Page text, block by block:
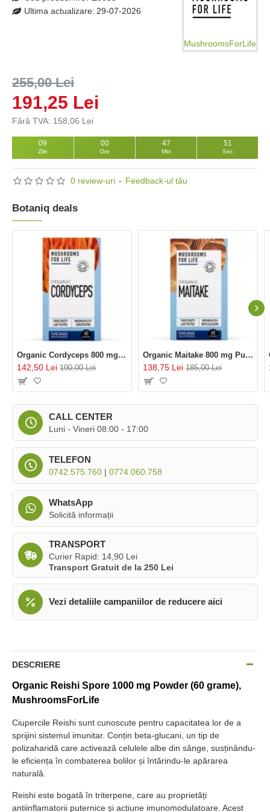
0 review-uri - Feedback-ul tău
09
Zile
00
Ore
47
Min
50
Sec
255,00 Lei
191,25 Lei
Fără TVA: 158,06 Lei
Ultima actualizare: 29-07-2026
MushroomsForLife
CALL CENTER
Luni - Vineri 08:00 - 17:00
TELEFON
0742.575.760 | 0774.060.758
WhatsApp
Solicită informații
TRANSPORT
Curier Rapid: 14,90 Lei
Transport Gratuit de la 250 Lei
Vezi detaliile campaniilor de reducere aici
Botaniq deals
Organic Cordyceps 800 mg Pure Grade Extract (60 capsule), MushroomsForLife
142,50 Lei 190,00 Lei
Organic Maitake 800 mg Pure Grade Extract (60 capsule), MushroomsForLife
138,75 Lei 185,00 Lei
DESCRIERE
Organic Reishi Spore 1000 mg Powder (60 grame),
MushroomsForLife
Ciupercile Reishi sunt cunoscute pentru capacitatea lor de a
sprijini sistemul imunitar. Conțin beta-glucani, un tip de
polizaharidă care activează celulele albe din sânge, susținându-
le eficiența în combaterea bolilor și întărindu-le apărarea
naturală.
Reishi este bogată în triterpene, care au proprietăți
antiinflamatorii puternice și acțiune imunomodulatoare. Acest